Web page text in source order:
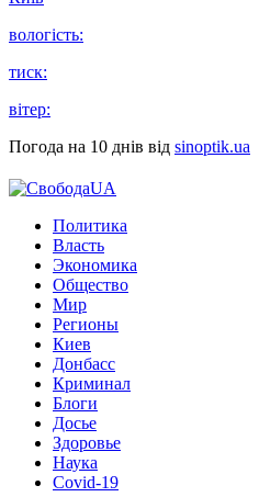
вологість:
тиск:
вітер:
Погода на 10 днів від sinoptik.ua
Политика
Власть
Экономика
Общество
Мир
Регионы
Киев
Донбасс
Криминал
Блоги
Досье
Здоровье
Наука
Covid-19